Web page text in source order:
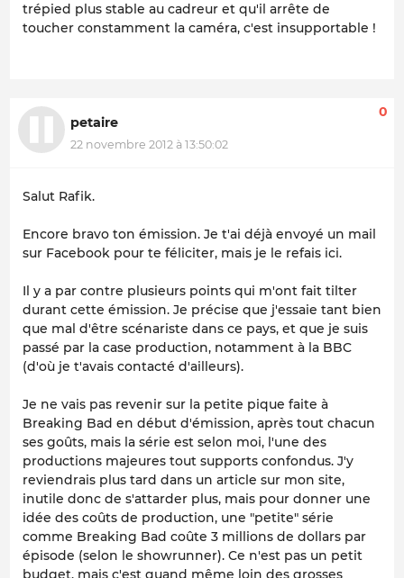
trépied plus stable au cadreur et qu'il arrête de
toucher constamment la caméra, c'est insupportable !
petaire
22 novembre 2012 à 13:50:02
0
Salut Rafik.
Encore bravo ton émission. Je t'ai déjà envoyé un mail
sur Facebook pour te féliciter, mais je le refais ici.
Il y a par contre plusieurs points qui m'ont fait tilter
durant cette émission. Je précise que j'essaie tant bien
que mal d'être scénariste dans ce pays, et que je suis
passé par la case production, notamment à la BBC
(d'où je t'avais contacté d'ailleurs).
Je ne vais pas revenir sur la petite pique faite à
Breaking Bad en début d'émission, après tout chacun
ses goûts, mais la série est selon moi, l'une des
productions majeures tout supports confondus. J'y
reviendrais plus tard dans un article sur mon site,
inutile donc de s'attarder plus, mais pour donner une
idée des coûts de production, une "petite" série
comme Breaking Bad coûte 3 millions de dollars par
épisode (selon le showrunner). Ce n'est pas un petit